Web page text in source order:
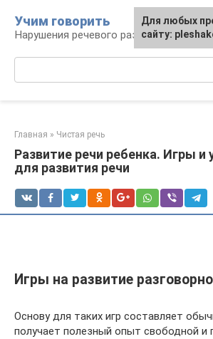
контенту
Учим говорить
Нарушения речевого развития
Главная » Чистая речь
Развитие речи ребенка. Игры и
для развития речи
Игры на развитие
Основу для таких игр составляет
получает полезный опыт свободной и
Для любых
сайту: